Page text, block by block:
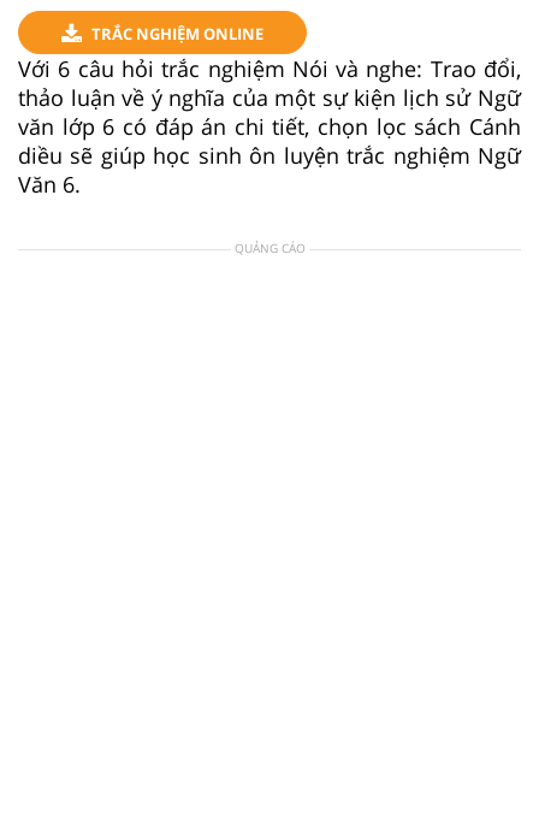
TRẮC NGHIỆM ONLINE
Với 6 câu hỏi trắc nghiệm Nói và nghe: Trao đổi,
thảo luận về ý nghĩa của một sự kiện lịch sử Ngữ
văn lớp 6 có đáp án chi tiết, chọn lọc sách Cánh
diều sẽ giúp học sinh ôn luyện trắc nghiệm Ngữ
Văn 6.
QUẢNG CÁO